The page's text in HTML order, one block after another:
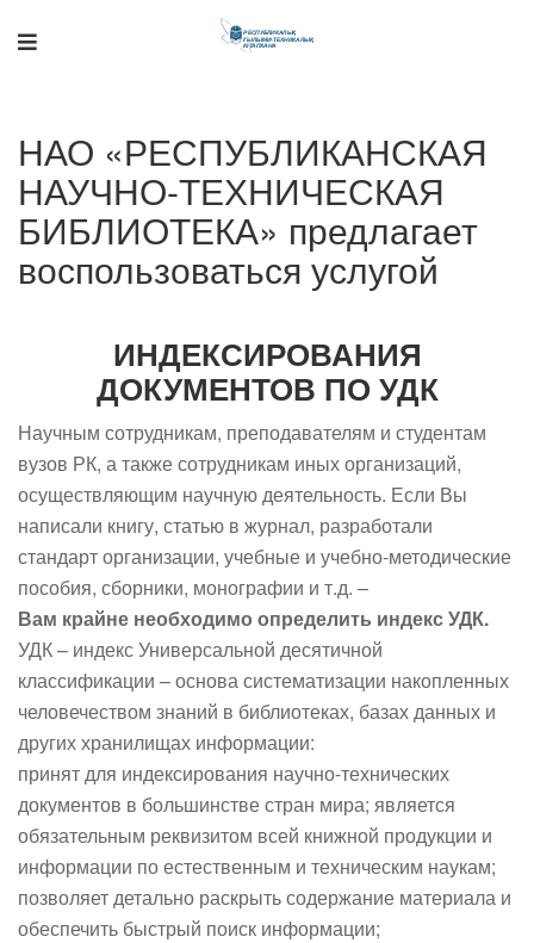
НАО «РЕСПУБЛИКАНСКАЯ
НАУЧНО-ТЕХНИЧЕСКАЯ
БИБЛИОТЕКА» предлагает
воспользоваться услугой
ИНДЕКСИРОВАНИЯ
ДОКУМЕНТОВ ПО УДК
Научным сотрудникам, преподавателям и студентам
вузов РК, а также сотрудникам иных организаций,
осуществляющим научную деятельность. Если Вы
написали книгу, статью в журнал, разработали
стандарт организации, учебные и учебно-методические
пособия, сборники, монографии и т.д. –
Вам крайне необходимо определить индекс УДК.
УДК – индекс Универсальной десятичной
классификации – основа систематизации накопленных
человечеством знаний в библиотеках, базах данных и
других хранилищах информации:
принят для индексирования научно-технических
документов в большинстве стран мира; является
обязательным реквизитом всей книжной продукции и
информации по естественным и техническим наукам;
позволяет детально раскрыть содержание материала и
обеспечить быстрый поиск информации;
Онлайн-помощник
RU